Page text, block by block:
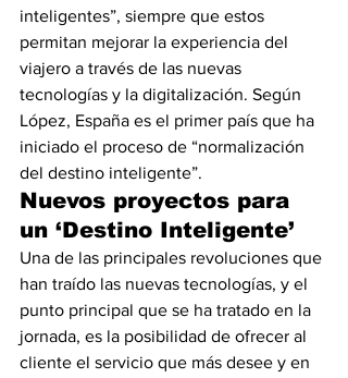
inteligentes”, siempre que estos
permitan mejorar la experiencia del
viajero a través de las nuevas
tecnologías y la digitalización. Según
López, España es el primer país que ha
iniciado el proceso de “normalización
del destino inteligente”.
Nuevos proyectos para
un ‘Destino Inteligente’
Una de las principales revoluciones que
han traído las nuevas tecnologías, y el
punto principal que se ha tratado en la
jornada, es la posibilidad de ofrecer al
cliente el servicio que más desee y en